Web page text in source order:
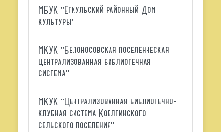
МБУК "Еткульский районный Дом
культуры"
МКУК "Белоносовская поселенческая
централизованная библиотечная
система"
МКУК "Централизованная библиотечно-
клубная система Коелгинского
сельского поселения"